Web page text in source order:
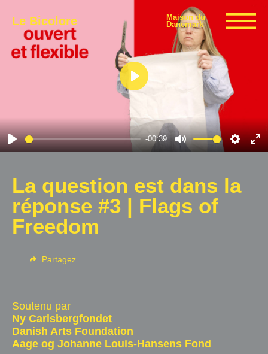
Le Bicolore
Expositions
Événements
Digital
E-boutique
Info
Salle de presse
Partenariats
Maison du
Danemark
Play
-00:39
Mute
Play
La question est dans la
réponse #3 | Flags of
Freedom
Partagez
Soutenu par
Ny Carlsbergfondet
Danish Arts Foundation
Aage og Johanne Louis-Hansens Fond